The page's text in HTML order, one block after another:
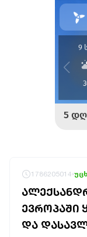
1786205014
ᲔᲕᲠᲝᲞᲐᲨᲘ
ᲓᲐ